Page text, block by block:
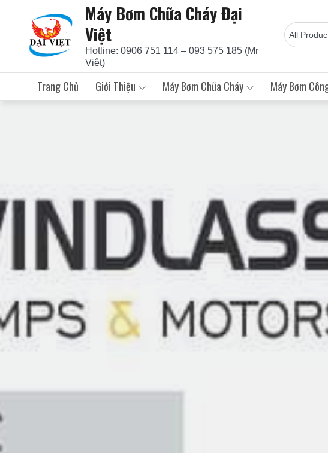
content
Máy Bơm Chữa Cháy Đại
Việt
Hotline: 0906 751 114 – 093 575 185 (Mr
Việt)
Trang Chủ Giới Thiệu Máy Bơm Chữa Cháy Máy Bơm